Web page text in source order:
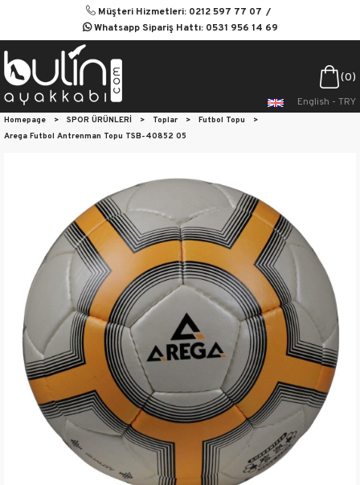
Müşteri Hizmetleri: 0212 597 77 07
Whatsapp Sipariş Hattı: 0531 956 14 69
0
English - TRY
Homepage > SPOR ÜRÜNLERİ > Toplar > Futbol Topu
>
Arega Futbol Antrenman Topu TSB-40852 05